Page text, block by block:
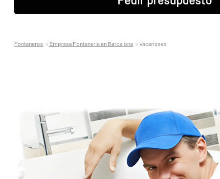
Fontaneros Empresa Fontaneria en Barcelona Vacarisses